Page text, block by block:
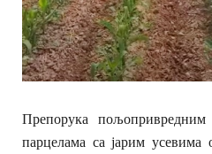
Препорука
парцелама са јарим усевима